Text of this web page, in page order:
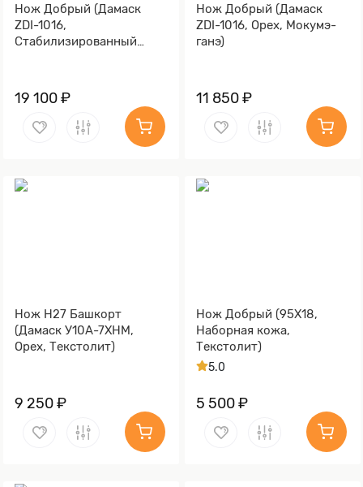
Нож Добрый (Дамаск
ZDI-1016,
Cтабилизированный
19 100 ₽
Нож Добрый (Дамаск
ZDI-1016, Орех, Мокумэ-
ганэ)
11 850 ₽
Нож Н27 Башкорт
(Дамаск У10А-7ХНМ,
Орех, Текстолит)
9 250 ₽
Нож Добрый (95Х18,
Наборная кожа,
Текстолит)
5.0
5 500 ₽